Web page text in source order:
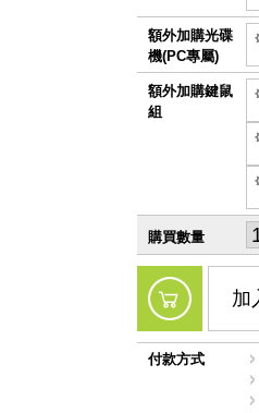
額外加購光碟
機(PC專屬)
額外加購鍵鼠
組
購買數量
加
付款方式